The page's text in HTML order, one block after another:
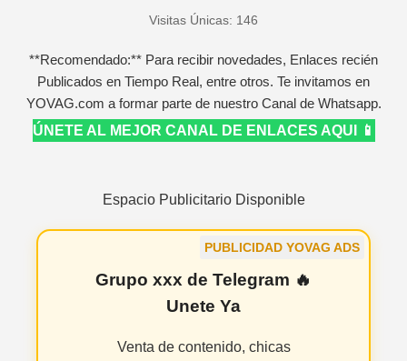
Visitas Únicas: 146
**Recomendado:** Para recibir novedades, Enlaces recién
Publicados en Tiempo Real, entre otros. Te invitamos en
YOVAG.com a formar parte de nuestro Canal de Whatsapp.
ÚNETE AL MEJOR CANAL DE ENLACES AQUI 📱
Espacio Publicitario Disponible
PUBLICIDAD YOVAG ADS
Grupo xxx de Telegram 🔥
Unete Ya
Venta de contenido, chicas